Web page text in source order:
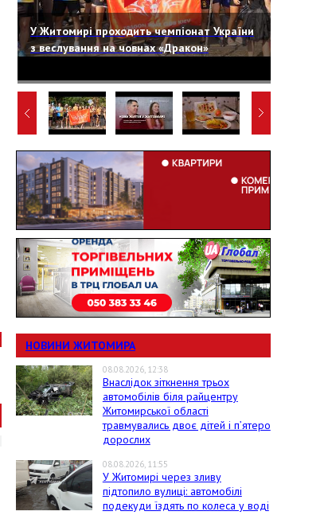
У Житомирі проходить чемпіонат України
з веслування на човнах «Дракон»
НОВИНИ ЖИТОМИРА
08.08.2026, 12:38
Внаслідок зіткнення трьох
автомобілів біля райцентру
Житомирської області
травмувались двоє дітей і пʼятеро
дорослих
08.08.2026, 11:55
У Житомирі через зливу
підтопило вулиці: автомобілі
подекуди їздять по колеса у воді